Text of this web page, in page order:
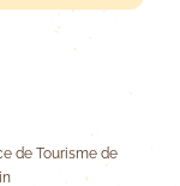
de Tourisme de